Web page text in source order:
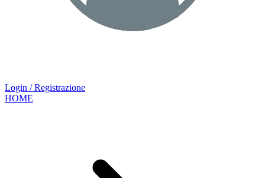
Login / Registrazione
HOME